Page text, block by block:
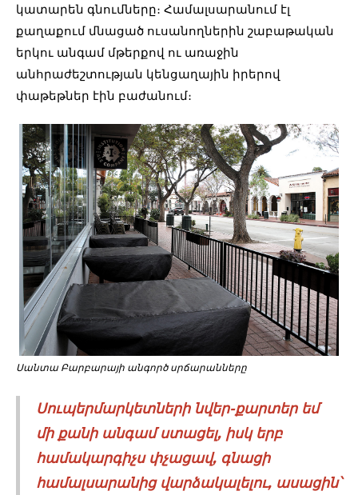
կատարեն գնումները։ Համալսարանում էլ
քաղաքում մնացած ուսանողներին շաբաթական
երկու անգամ մթերքով ու առաջին
անհրաժեշտության կենցաղային իրերով
փաթեթներ էին բաժանում։
Սանտա Բարբարայի անգործ սրճարանները
Սուպերմարկետների նվեր-քարտեր եմ
մի քանի անգամ ստացել, իսկ երբ
համակարգիչս փչացավ, գնացի
համալսարանից վարձակալելու, ասացին՝